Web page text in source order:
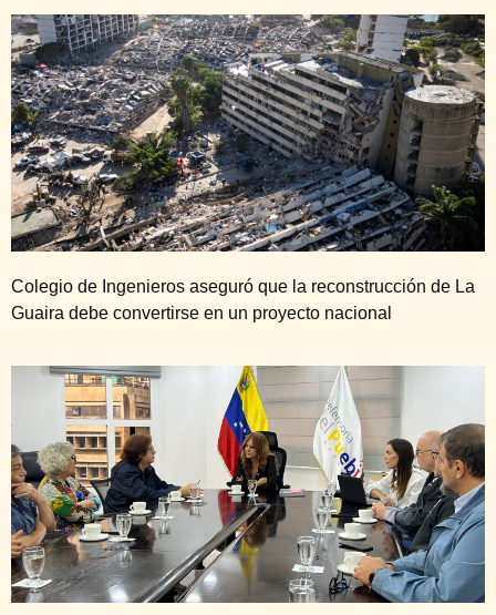
Colegio de Ingenieros aseguró que la reconstrucción de La
Guaira debe convertirse en un proyecto nacional